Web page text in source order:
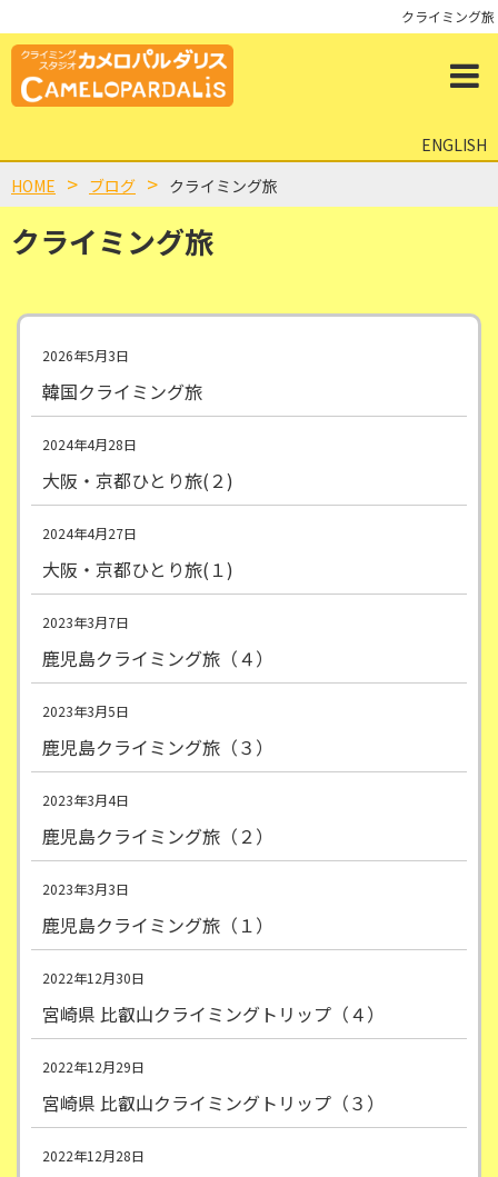
クライミング旅
ENGLISH
クライミング旅
HOME ブログ クライミング旅
2026年5月3日
韓国クライミング旅
2024年4月28日
大阪・京都ひとり旅(２)
2024年4月27日
大阪・京都ひとり旅(１)
2023年3月7日
鹿児島クライミング旅（４）
2023年3月5日
鹿児島クライミング旅（３）
2023年3月4日
鹿児島クライミング旅（２）
2023年3月3日
鹿児島クライミング旅（１）
2022年12月30日
宮崎県 比叡山クライミングトリップ（４）
2022年12月29日
宮崎県 比叡山クライミングトリップ（３）
2022年12月28日